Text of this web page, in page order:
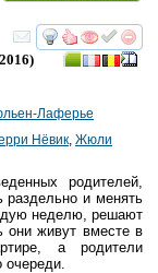
смотреть
Лаферье
Нёвик Жюли
родителей,
раздельно и менять
неделю, решают
они живут вместе в
а родители